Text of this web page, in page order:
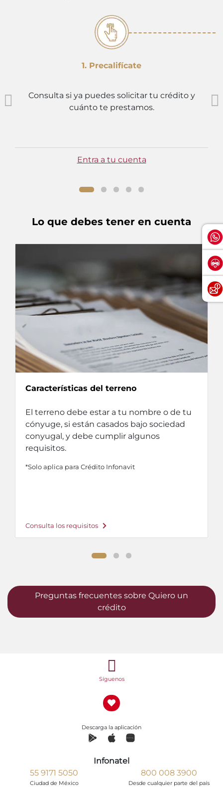
1. Precalifícate
Consulta si ya puedes solicitar tu crédito y
cuánto te prestamos.
Entra a tu cuenta
Lo que debes tener en cuenta
Características del terreno
El terreno debe estar a tu nombre o de tu
cónyuge, si están casados bajo sociedad
conyugal, y debe cumplir algunos
requisitos.
*Solo aplica para Crédito Infonavit
Consulta los requisitos
Preguntas frecuentes sobre Quiero un
crédito
Síguenos
Descarga la aplicación
Infonatel
55 9171 5050
Ciudad de México
800 008 3900
Desde cualquier parte del país